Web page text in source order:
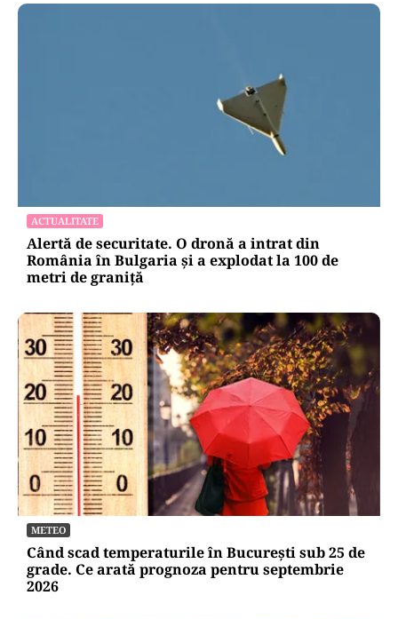
ACTUALITATE
Alertă de securitate. O dronă a intrat din
România în Bulgaria şi a explodat la 100 de
metri de graniţă
METEO
Când scad temperaturile în București sub 25 de
grade. Ce arată prognoza pentru septembrie
2026